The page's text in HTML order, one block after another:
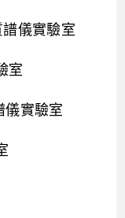
儀實驗室
室
儀實驗室